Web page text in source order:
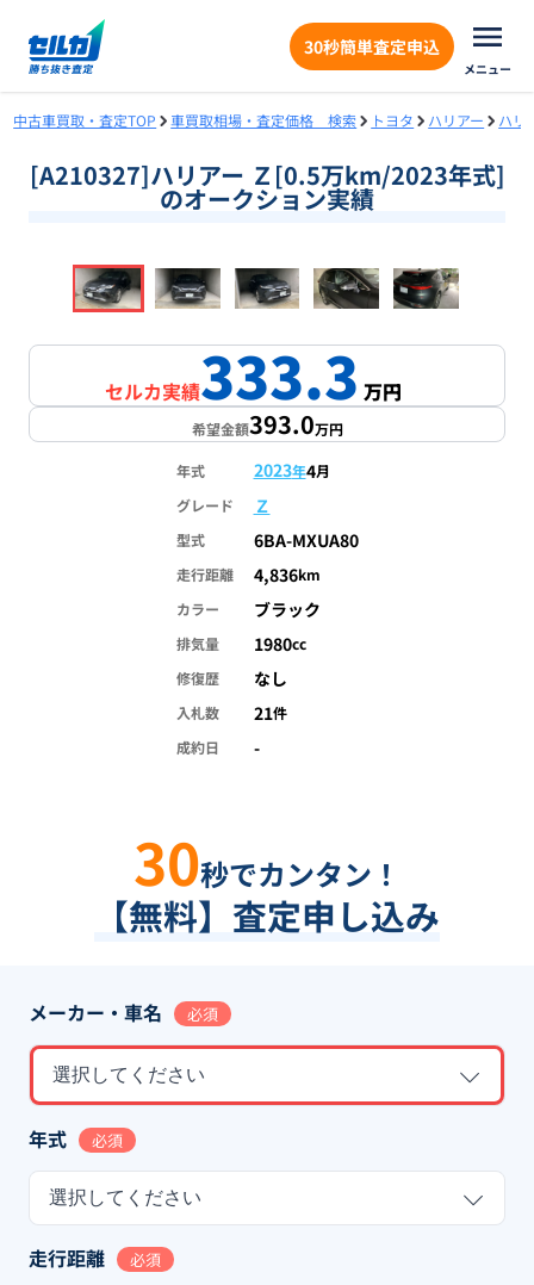
30秒簡単査定申込
メニュー
中古車買取・査定TOP 車買取相場・査定価格 検索 トヨタ ハリアー ハリ
[A210327]ハリアー Ｚ[0.5万km/2023年式]
のオークション実績
1/18
セルカ実績333.3万円
希望金額393.0万円
年式 2023年4月
グレード
Ｚ
型式 6BA-MXUA80
走行距離 4,836km
カラー
ブラック
排気量 1980cc
修復歴
なし
入札数 21件
成約日
-
30秒でカンタン！
【無料】査定申し込み
メーカー・車名 必須
選択してください
年式 必須
選択してください
走行距離 必須